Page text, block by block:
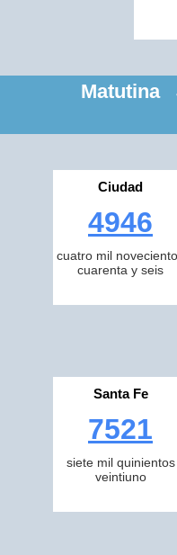
Matutina
Ciudad
4946
cuatro mil
cuarenta y seis
Santa Fe
7521
siete mil quinientos
veintiuno